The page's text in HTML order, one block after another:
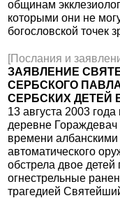
общинам
которыми они не
богословской точек
[Послания и
ЗАЯВЛЕНИЕ
СЕРБСКОГО
СЕРБСКИХ ДЕТЕЙ
13 августа 2003
деревне
времени
автоматического
обстрела двое
огнестрельные
трагедией